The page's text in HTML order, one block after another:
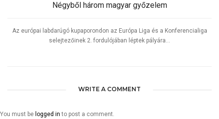
Négyből három magyar győzelem
Az európai labdarúgó kupaporondon az Európa Liga és a Konferencialiga
selejtezőinek 2. fordulójában léptek pályára...
WRITE A COMMENT
You must be logged in to post a comment.